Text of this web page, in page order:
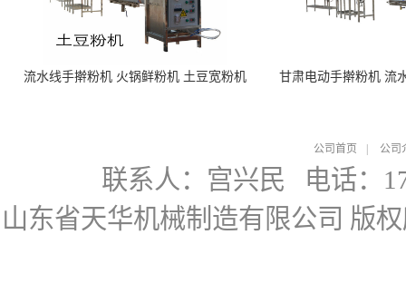
流水线手擀粉机 火锅鲜粉机 土豆宽粉机 甘肃电动手擀粉机 流
公司首页 公司
联系人：宫兴民 电话：
山东省天华机械制造有限公司 版